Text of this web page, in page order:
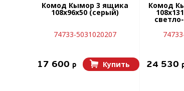
Комод Кымор 3 ящика
108х96х50 (серый)
74733-5031020207
17 600 p Купить
Комод
24 530